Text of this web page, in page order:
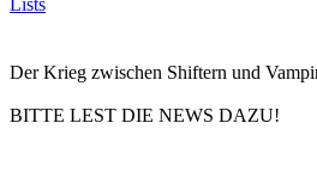
Lists
Der Krieg zwischen Shiftern und
BITTE LEST DIE NEWS DAZU!